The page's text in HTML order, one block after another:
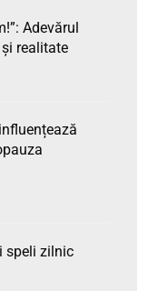
Adevărul
realitate
speli zilnic